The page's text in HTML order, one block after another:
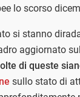
lo scorso
si stanno
aggiornato
di queste
sullo stato di